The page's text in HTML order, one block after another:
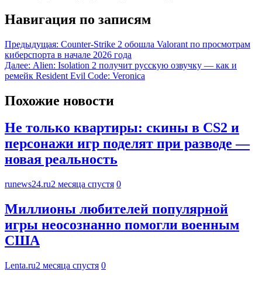
Навигация по записям
Предыдущая: Counter-Strike 2 обошла Valorant по просмотрам
киберспорта в начале 2026 года
Далее: Alien: Isolation 2 получит русскую озвучку — как и
ремейк Resident Evil Code: Veronica
Похожие новости
Не только квартиры: скины в CS2 и
персонажи игр поделят при разводе —
новая реальность
runews24.ru2 месяца спустя 0
Миллионы любителей популярной
игры неосознанно помогли военным
США
Lenta.ru2 месяца спустя 0